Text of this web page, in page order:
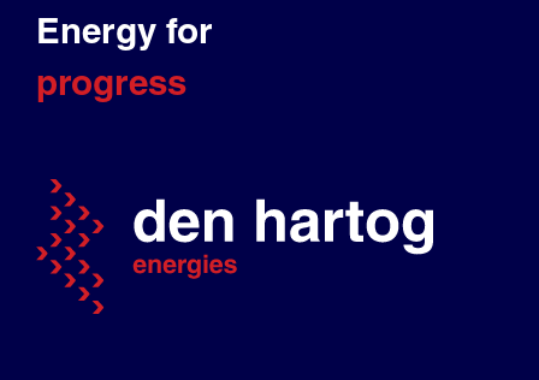
Energy for
progress